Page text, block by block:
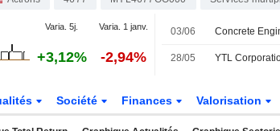
Varia. 5j. Varia. 1 janv.
+3,12% -2,94%
03/06
28/05
Société Finances Valorisation